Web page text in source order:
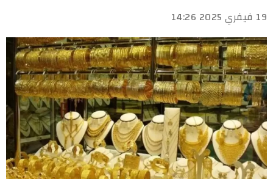
19 فيفري 2025 14:26